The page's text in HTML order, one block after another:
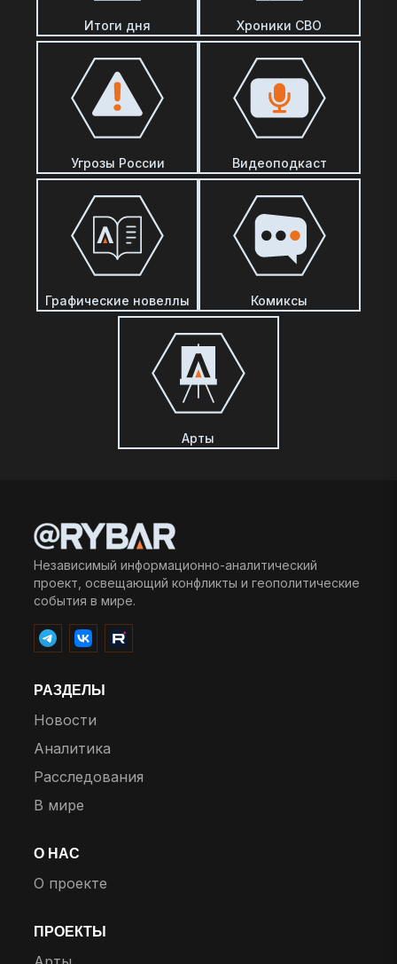
Итоги дня Хроники СВО
Угрозы России Видеоподкаст
Графические новеллы Комиксы
Арты
Независимый информационно-аналитический
проект, освещающий конфликты и геополитические
события в мире.
РАЗДЕЛЫ
Новости
Аналитика
Расследования
В мире
О НАС
О проекте
ПРОЕКТЫ